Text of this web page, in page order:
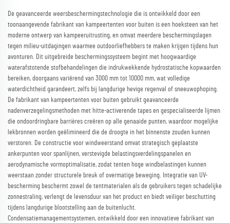
De geavanceerde weersbeschermingstechnologie die is ontwikkeld door een
toonaangevende fabrikant van kampeertenten voor buiten is een hoeksteen van het
moderne ontwerp van kampeeruitrusting, en omvat meerdere beschermingslagen
tegen milieu-uitdagingen waarmee outdoorliefhebbers te maken krijgen tijdens hun
avonturen. Dit uitgebreide beschermingssysteem begint met hoogwaardige
waterafstotende stofbehandelingen die indrukwekkende hydrostatische kopwaarden
bereiken, doorgaans variërend van 3000 mm tot 10000 mm, wat volledige
waterdichtheid garandeert, zelfs bij langdurige hevige regenval of sneeuwophoping.
De fabrikant van kampeertenten voor buiten gebruikt geavanceerde
nadenverzegelingsmethoden met hitte-activerende tapes en gespecialiseerde lijmen
die ondoordringbare barrières creëren op alle genaaide punten, waardoor mogelijke
lekbronnen worden geëlimineerd die de droogte in het binnenste zouden kunnen
verstoren. De constructie voor windweerstand omvat strategisch geplaatste
ankerpunten voor spanlijnen, verstevigde belastingsverdelingspanelen en
aerodynamische vormoptimalisatie, zodat tenten hoge windbelastingen kunnen
weerstaan zonder structurele breuk of overmatige beweging. Integratie van UV-
bescherming beschermt zowel de tentmaterialen als de gebruikers tegen schadelijke
zonnestraling, verlengt de levensduur van het product en biedt veiliger beschutting
tijdens langdurige blootstelling aan de buitenlucht.
Condensatiemanagementsystemen, ontwikkeld door een innovatieve fabrikant van